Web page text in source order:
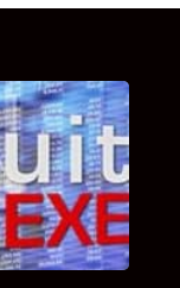
deelname